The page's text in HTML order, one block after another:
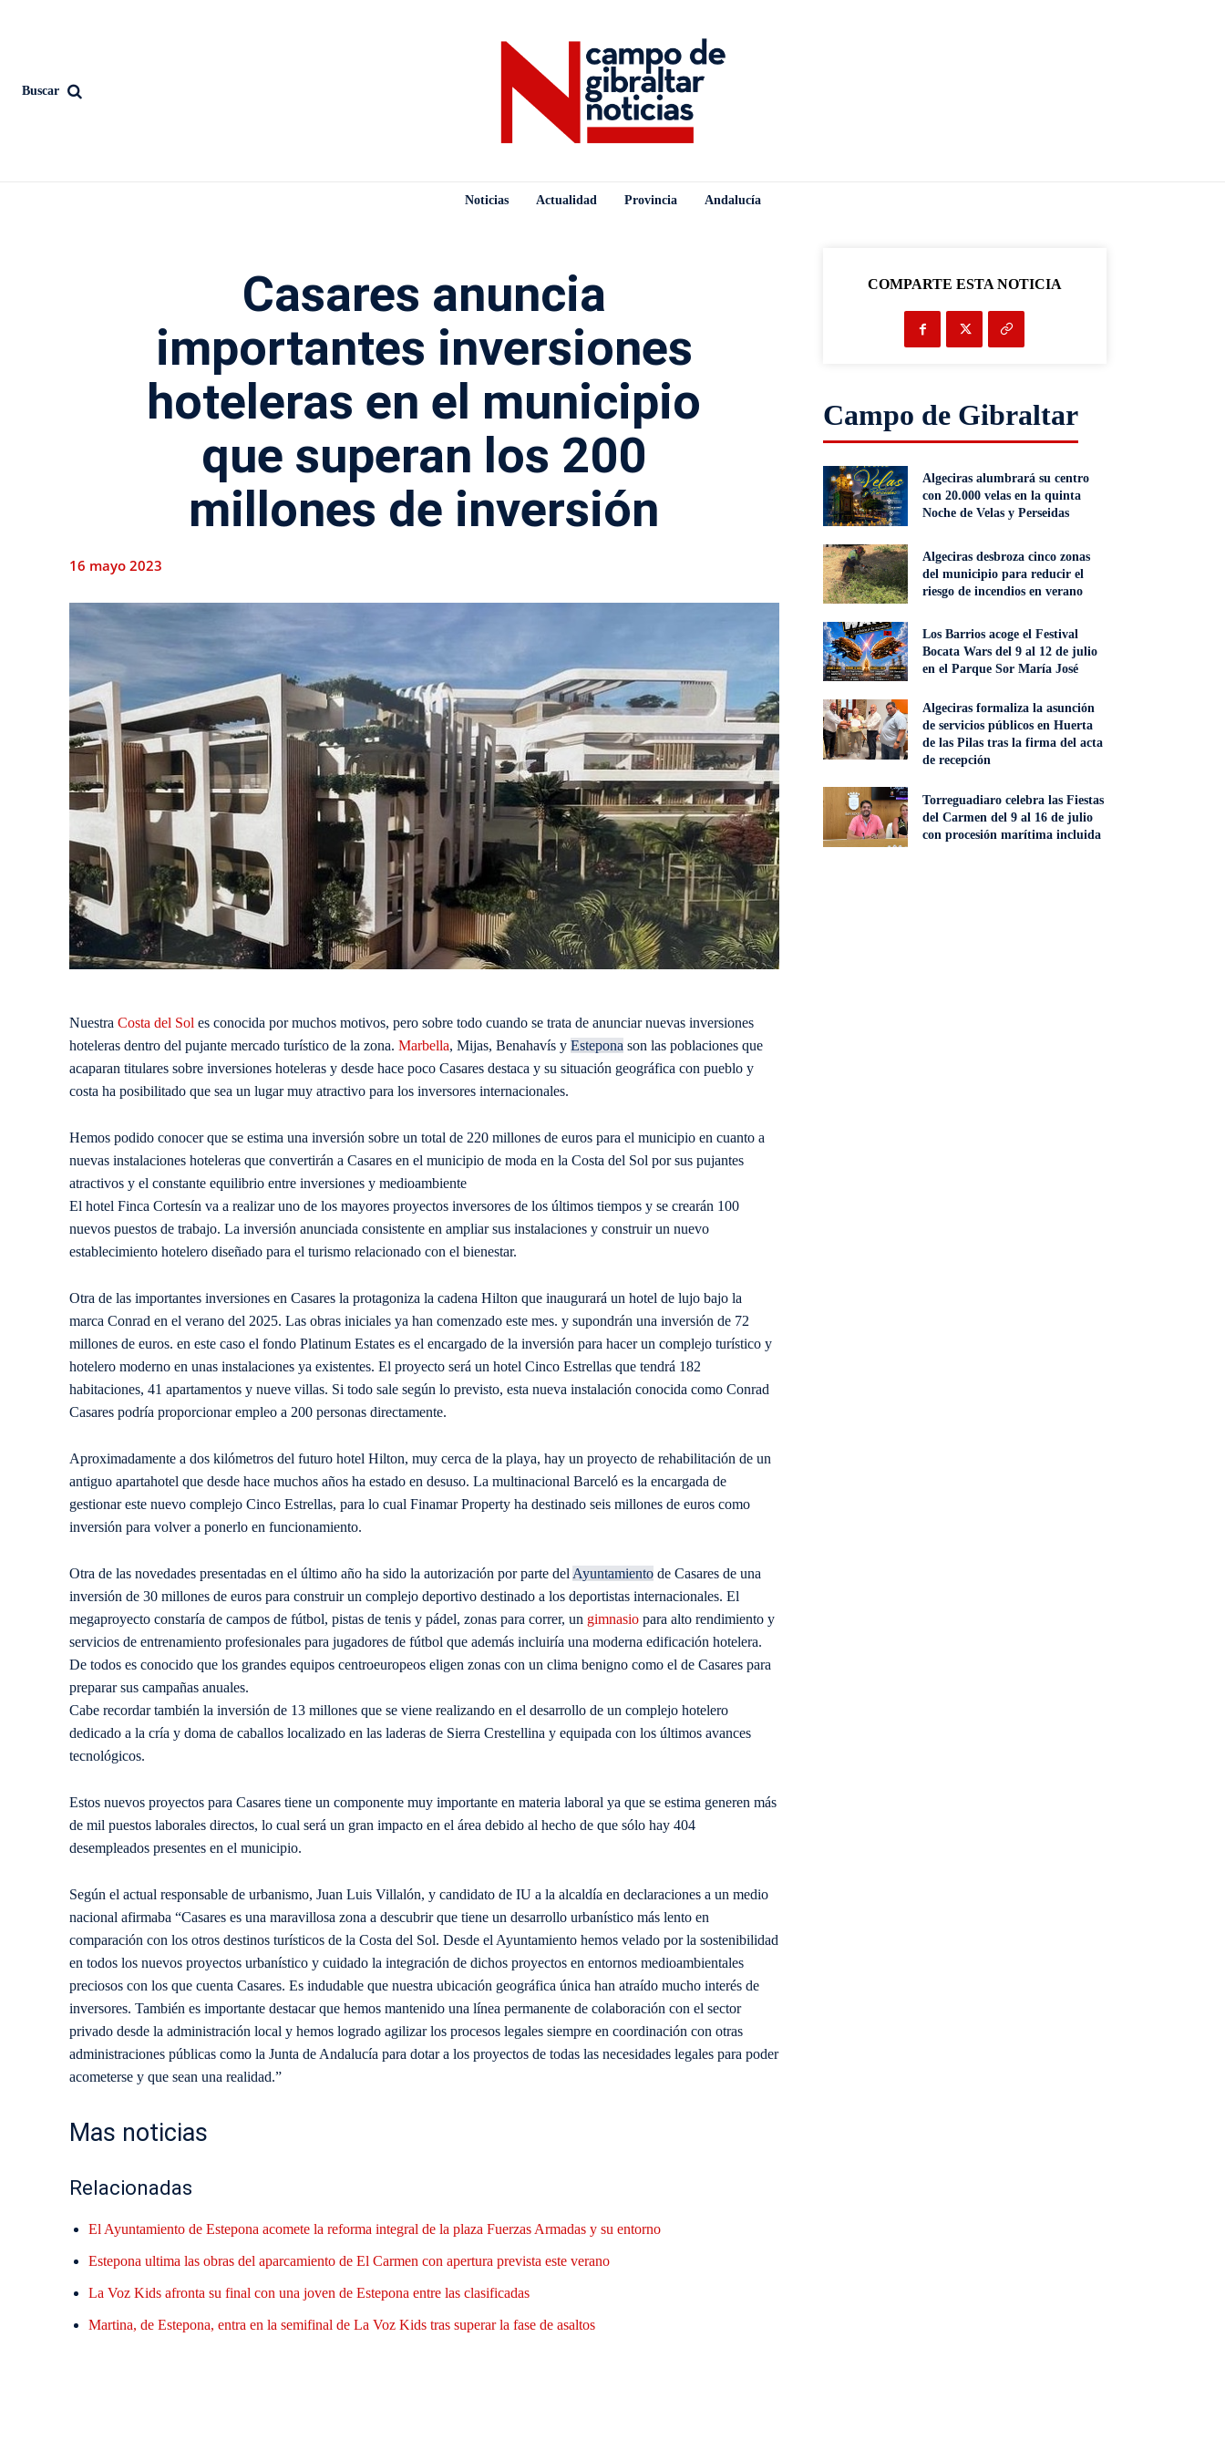
Buscar
Noticias Actualidad Provincia Andalucía
Casares anuncia
importantes inversiones
hoteleras en el municipio
que superan los 200
millones de inversión
16 mayo 2023
Nuestra Costa del Sol es conocida por muchos motivos, pero sobre todo cuando se trata de anunciar nuevas inversiones
hoteleras dentro del pujante mercado turístico de la zona. Marbella, Mijas, Benahavís y Estepona son las poblaciones que
acaparan titulares sobre inversiones hoteleras y desde hace poco Casares destaca y su situación geográfica con pueblo y
costa ha posibilitado que sea un lugar muy atractivo para los inversores internacionales.
Hemos podido conocer que se estima una inversión sobre un total de 220 millones de euros para el municipio en cuanto a
nuevas instalaciones hoteleras que convertirán a Casares en el municipio de moda en la Costa del Sol por sus pujantes
atractivos y el constante equilibrio entre inversiones y medioambiente
El hotel Finca Cortesín va a realizar uno de los mayores proyectos inversores de los últimos tiempos y se crearán 100
nuevos puestos de trabajo. La inversión anunciada consistente en ampliar sus instalaciones y construir un nuevo
establecimiento hotelero diseñado para el turismo relacionado con el bienestar.
Otra de las importantes inversiones en Casares la protagoniza la cadena Hilton que inaugurará un hotel de lujo bajo la
marca Conrad en el verano del 2025. Las obras iniciales ya han comenzado este mes. y supondrán una inversión de 72
millones de euros. en este caso el fondo Platinum Estates es el encargado de la inversión para hacer un complejo turístico y
hotelero moderno en unas instalaciones ya existentes. El proyecto será un hotel Cinco Estrellas que tendrá 182
habitaciones, 41 apartamentos y nueve villas. Si todo sale según lo previsto, esta nueva instalación conocida como Conrad
Casares podría proporcionar empleo a 200 personas directamente.
Aproximadamente a dos kilómetros del futuro hotel Hilton, muy cerca de la playa, hay un proyecto de rehabilitación de un
antiguo apartahotel que desde hace muchos años ha estado en desuso. La multinacional Barceló es la encargada de
gestionar este nuevo complejo Cinco Estrellas, para lo cual Finamar Property ha destinado seis millones de euros como
inversión para volver a ponerlo en funcionamiento.
Otra de las novedades presentadas en el último año ha sido la autorización por parte del Ayuntamiento de Casares de una
inversión de 30 millones de euros para construir un complejo deportivo destinado a los deportistas internacionales. El
megaproyecto constaría de campos de fútbol, pistas de tenis y pádel, zonas para correr, un gimnasio para alto rendimiento y
servicios de entrenamiento profesionales para jugadores de fútbol que además incluiría una moderna edificación hotelera.
De todos es conocido que los grandes equipos centroeuropeos eligen zonas con un clima benigno como el de Casares para
preparar sus campañas anuales.
Cabe recordar también la inversión de 13 millones que se viene realizando en el desarrollo de un complejo hotelero
dedicado a la cría y doma de caballos localizado en las laderas de Sierra Crestellina y equipada con los últimos avances
tecnológicos.
Estos nuevos proyectos para Casares tiene un componente muy importante en materia laboral ya que se estima generen más
de mil puestos laborales directos, lo cual será un gran impacto en el área debido al hecho de que sólo hay 404
desempleados presentes en el municipio.
Según el actual responsable de urbanismo, Juan Luis Villalón, y candidato de IU a la alcaldía en declaraciones a un medio
nacional afirmaba “Casares es una maravillosa zona a descubrir que tiene un desarrollo urbanístico más lento en
comparación con los otros destinos turísticos de la Costa del Sol. Desde el Ayuntamiento hemos velado por la sostenibilidad
en todos los nuevos proyectos urbanístico y cuidado la integración de dichos proyectos en entornos medioambientales
preciosos con los que cuenta Casares. Es indudable que nuestra ubicación geográfica única han atraído mucho interés de
inversores. También es importante destacar que hemos mantenido una línea permanente de colaboración con el sector
privado desde la administración local y hemos logrado agilizar los procesos legales siempre en coordinación con otras
administraciones públicas como la Junta de Andalucía para dotar a los proyectos de todas las necesidades legales para poder
acometerse y que sean una realidad.”
Mas noticias
Relacionadas
El Ayuntamiento de Estepona acomete la reforma integral de la plaza Fuerzas Armadas y su entorno
Estepona ultima las obras del aparcamiento de El Carmen con apertura prevista este verano
La Voz Kids afronta su final con una joven de Estepona entre las clasificadas
Martina, de Estepona, entra en la semifinal de La Voz Kids tras superar la fase de asaltos
COMPARTE ESTA NOTICIA
Campo de Gibraltar
Algeciras alumbrará su centro
con 20.000 velas en la quinta
Noche de Velas y Perseidas
Algeciras desbroza cinco zonas
del municipio para reducir el
riesgo de incendios en verano
Los Barrios acoge el Festival
Bocata Wars del 9 al 12 de julio
en el Parque Sor María José
Algeciras formaliza la asunción
de servicios públicos en Huerta
de las Pilas tras la firma del acta
de recepción
Torreguadiaro celebra las Fiestas
del Carmen del 9 al 16 de julio
con procesión marítima incluida